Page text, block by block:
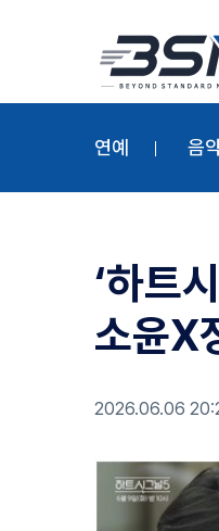
연예 음
‘하트
소윤X
2026.06.06